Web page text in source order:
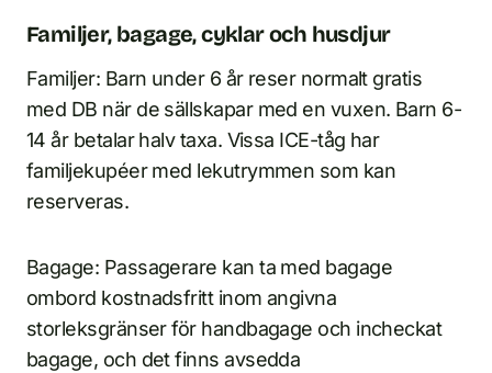
Familjer, bagage, cyklar och husdjur
Familjer: Barn under 6 år reser normalt gratis
med DB när de sällskapar med en vuxen. Barn 6-
14 år betalar halv taxa. Vissa ICE-tåg har
familjekupéer med lekutrymmen som kan
reserveras.
Bagage: Passagerare kan ta med bagage
ombord kostnadsfritt inom angivna
storleksgränser för handbagage och incheckat
bagage, och det finns avsedda